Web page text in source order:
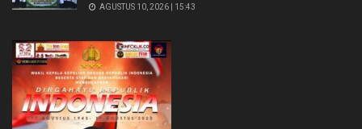
AGUSTUS 10, 2026 | 15:43